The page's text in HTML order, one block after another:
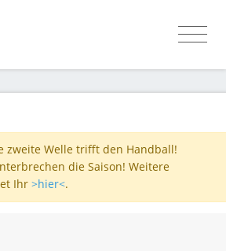
zweite Welle trifft den Handball!
die Saison! Weitere
Ihr >hier<.